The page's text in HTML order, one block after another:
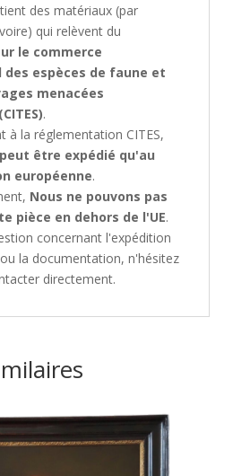
des matériaux (par
qui relèvent du
le commerce
espèces de faune et
menacées
.
à la réglementation CITES,
être expédié qu'au
européenne.
Nous ne pouvons pas
pièce en dehors de l'UE.
concernant l'expédition
la documentation, n'hésitez
directement.